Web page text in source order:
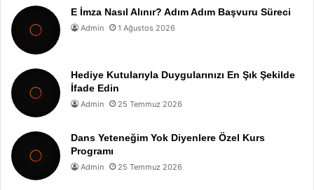
E İmza Nasıl Alınır? Adım Adım Başvuru Süreci
Admin 1 Ağustos 2026
Hediye Kutularıyla Duygularınızı En Şık Şekilde
İfade Edin
Admin 25 Temmuz 2026
Dans Yeteneğim Yok Diyenlere Özel Kurs
Programı
Admin 25 Temmuz 2026